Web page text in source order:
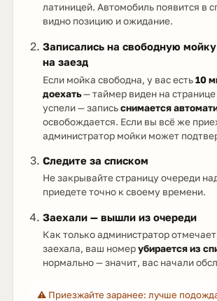
латиницей. Автомобиль появится в
видно позицию и ожидание.
Записались на свободную
на заезд
Если мойка свободна, у вас есть10
доехать— таймер виден на
успели — записьснимается
освобождается. Если вы всё же
администратор мойки может
Следите за списком
Не закрывайте страницу очереди
приедете точно к своему времени.
Заехали — вышли из очереди
Как только администратор
заехала, ваш номерубирается из
нормально — значит, вас начали
⚠️ Приезжайте заранее: лучше